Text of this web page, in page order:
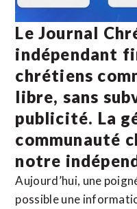
Le Journal
indépendant
chrétiens
libre, sans
publicité. La
communauté
notre
Aujourd’hui, une
possible une